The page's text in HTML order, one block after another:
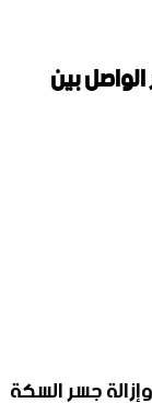
بين
جسر السكة